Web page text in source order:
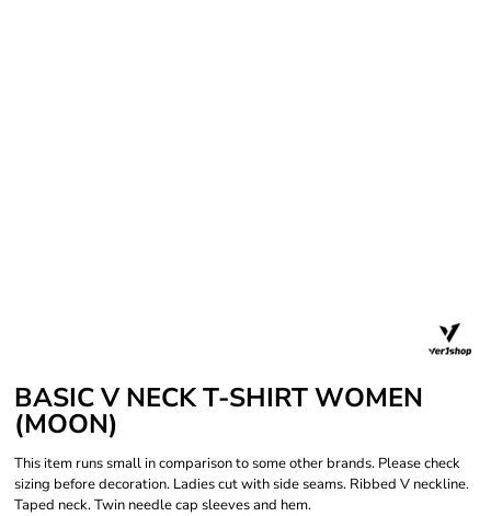
BASIC V NECK T-SHIRT WOMEN
(MOON)
This item runs small in comparison to some other brands. Please check
sizing before decoration. Ladies cut with side seams. Ribbed V neckline.
Taped neck. Twin needle cap sleeves and hem.